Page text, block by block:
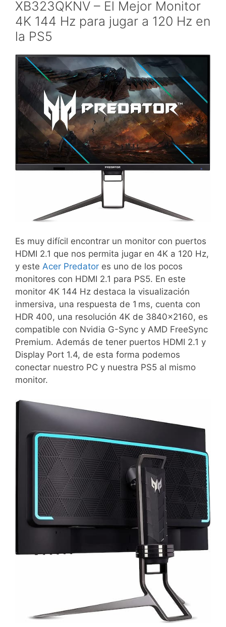
XB323QKNV – El Mejor Monitor
4K 144 Hz para jugar a 120 Hz en
la PS5
Es muy difícil encontrar un monitor con puertos
HDMI 2.1 que nos permita jugar en 4K a 120 Hz,
y este Acer Predator es uno de los pocos
monitores con HDMI 2.1 para PS5. En este
monitor 4K 144 Hz destaca la visualización
inmersiva, una respuesta de 1 ms, cuenta con
HDR 400, una resolución 4K de 3840×2160, es
compatible con Nvidia G-Sync y AMD FreeSync
Premium. Además de tener puertos HDMI 2.1 y
Display Port 1.4, de esta forma podemos
conectar nuestro PC y nuestra PS5 al mismo
monitor.